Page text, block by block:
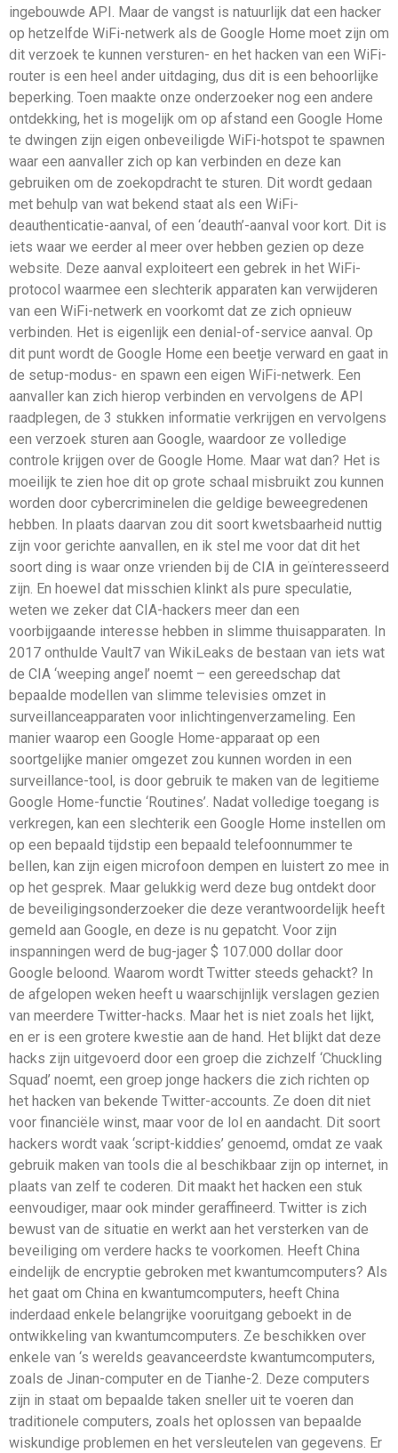
ingebouwde API. Maar de vangst is natuurlijk dat een hacker
op hetzelfde WiFi-netwerk als de Google Home moet zijn om
dit verzoek te kunnen versturen- en het hacken van een WiFi-
router is een heel ander uitdaging, dus dit is een behoorlijke
beperking. Toen maakte onze onderzoeker nog een andere
ontdekking, het is mogelijk om op afstand een Google Home
te dwingen zijn eigen onbeveiligde WiFi-hotspot te spawnen
waar een aanvaller zich op kan verbinden en deze kan
gebruiken om de zoekopdracht te sturen. Dit wordt gedaan
met behulp van wat bekend staat als een WiFi-
deauthenticatie-aanval, of een ‘deauth’-aanval voor kort. Dit is
iets waar we eerder al meer over hebben gezien op deze
website. Deze aanval exploiteert een gebrek in het WiFi-
protocol waarmee een slechterik apparaten kan verwijderen
van een WiFi-netwerk en voorkomt dat ze zich opnieuw
verbinden. Het is eigenlijk een denial-of-service aanval. Op
dit punt wordt de Google Home een beetje verward en gaat in
de setup-modus- en spawn een eigen WiFi-netwerk. Een
aanvaller kan zich hierop verbinden en vervolgens de API
raadplegen, de 3 stukken informatie verkrijgen en vervolgens
een verzoek sturen aan Google, waardoor ze volledige
controle krijgen over de Google Home. Maar wat dan? Het is
moeilijk te zien hoe dit op grote schaal misbruikt zou kunnen
worden door cybercriminelen die geldige beweegredenen
hebben. In plaats daarvan zou dit soort kwetsbaarheid nuttig
zijn voor gerichte aanvallen, en ik stel me voor dat dit het
soort ding is waar onze vrienden bij de CIA in geïnteresseerd
zijn. En hoewel dat misschien klinkt als pure speculatie,
weten we zeker dat CIA-hackers meer dan een
voorbijgaande interesse hebben in slimme thuisapparaten. In
2017 onthulde Vault7 van WikiLeaks de bestaan van iets wat
de CIA ‘weeping angel’ noemt – een gereedschap dat
bepaalde modellen van slimme televisies omzet in
surveillanceapparaten voor inlichtingenverzameling. Een
manier waarop een Google Home-apparaat op een
soortgelijke manier omgezet zou kunnen worden in een
surveillance-tool, is door gebruik te maken van de legitieme
Google Home-functie ‘Routines’. Nadat volledige toegang is
verkregen, kan een slechterik een Google Home instellen om
op een bepaald tijdstip een bepaald telefoonnummer te
bellen, kan zijn eigen microfoon dempen en luistert zo mee in
op het gesprek. Maar gelukkig werd deze bug ontdekt door
de beveiligingsonderzoeker die deze verantwoordelijk heeft
gemeld aan Google, en deze is nu gepatcht. Voor zijn
inspanningen werd de bug-jager $ 107.000 dollar door
Google beloond. Waarom wordt Twitter steeds gehackt? In
de afgelopen weken heeft u waarschijnlijk verslagen gezien
van meerdere Twitter-hacks. Maar het is niet zoals het lijkt,
en er is een grotere kwestie aan de hand. Het blijkt dat deze
hacks zijn uitgevoerd door een groep die zichzelf ‘Chuckling
Squad’ noemt, een groep jonge hackers die zich richten op
het hacken van bekende Twitter-accounts. Ze doen dit niet
voor financiële winst, maar voor de lol en aandacht. Dit soort
hackers wordt vaak ‘script-kiddies’ genoemd, omdat ze vaak
gebruik maken van tools die al beschikbaar zijn op internet, in
plaats van zelf te coderen. Dit maakt het hacken een stuk
eenvoudiger, maar ook minder geraffineerd. Twitter is zich
bewust van de situatie en werkt aan het versterken van de
beveiliging om verdere hacks te voorkomen. Heeft China
eindelijk de encryptie gebroken met kwantumcomputers? Als
het gaat om China en kwantumcomputers, heeft China
inderdaad enkele belangrijke vooruitgang geboekt in de
ontwikkeling van kwantumcomputers. Ze beschikken over
enkele van ‘s werelds geavanceerdste kwantumcomputers,
zoals de Jinan-computer en de Tianhe-2. Deze computers
zijn in staat om bepaalde taken sneller uit te voeren dan
traditionele computers, zoals het oplossen van bepaalde
wiskundige problemen en het versleutelen van gegevens. Er